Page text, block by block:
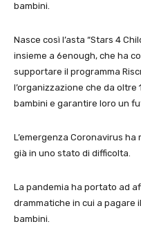
bambini.
Nasce così l’asta “Stars 4
insieme a 6enough, che ha
supportare il programma
l’organizzazione che da
bambini e garantire loro un
L’emergenza Coronavirus
già in uno stato di difficolta.
La pandemia ha portato ad
drammatiche in cui a pagare
bambini.